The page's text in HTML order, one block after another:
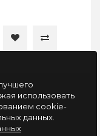
использовать
cookie-
данных.